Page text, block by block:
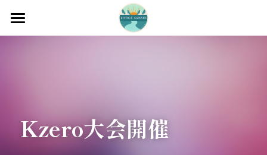
ホーム
牡蠣販売
最新釣果
Kzero大会開催